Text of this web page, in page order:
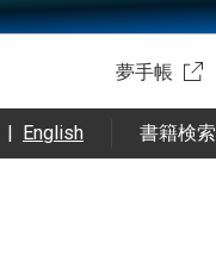
夢手帳
| English 書籍検索